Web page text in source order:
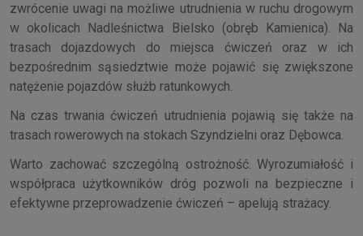
zwrócenie uwagi na możliwe utrudnienia w ruchu drogowym
w okolicach Nadleśnictwa Bielsko (obręb Kamienica). Na
trasach dojazdowych do miejsca ćwiczeń oraz w ich
bezpośrednim sąsiedztwie może pojawić się zwiększone
natężenie pojazdów służb ratunkowych.
Na czas trwania ćwiczeń utrudnienia pojawią się także na
trasach rowerowych na stokach Szyndzielni oraz Dębowca.
Warto zachować szczególną ostrożność. Wyrozumiałość i
współpraca użytkowników dróg pozwoli na bezpieczne i
efektywne przeprowadzenie ćwiczeń – apelują strażacy.